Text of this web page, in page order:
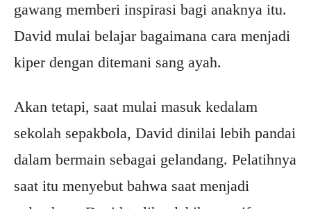
gawang memberi inspirasi bagi anaknya itu.
David mulai belajar bagaimana cara menjadi
kiper dengan ditemani sang ayah.
Akan tetapi, saat mulai masuk kedalam
sekolah sepakbola, David dinilai lebih pandai
dalam bermain sebagai gelandang. Pelatihnya
saat itu menyebut bahwa saat menjadi